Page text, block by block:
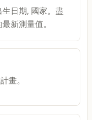
日期, 國家。盡
新測量值。
畫。